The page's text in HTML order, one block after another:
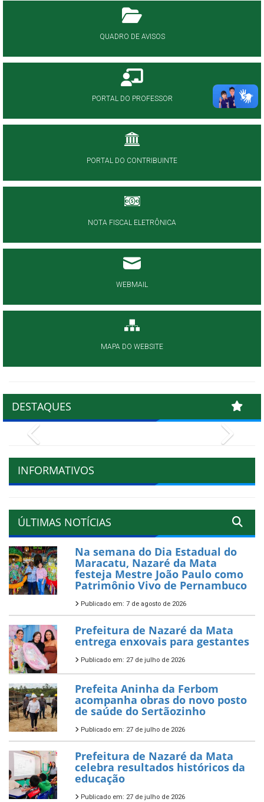
QUADRO DE AVISOS
PORTAL DO PROFESSOR
PORTAL DO CONTRIBUINTE
NOTA FISCAL ELETRÔNICA
WEBMAIL
MAPA DO WEBSITE
DESTAQUES
INFORMATIVOS
ÚLTIMAS NOTÍCIAS
Na semana do Dia Estadual do
Maracatu, Nazaré da Mata
festeja Mestre João Paulo como
Patrimônio Vivo de Pernambuco
Publicado em: 7 de agosto de 2026
Prefeitura de Nazaré da Mata
entrega enxovais para gestantes
Publicado em: 27 de julho de 2026
Prefeita Aninha da Ferbom
acompanha obras do novo posto
de saúde do Sertãozinho
Publicado em: 27 de julho de 2026
Prefeitura de Nazaré da Mata
celebra resultados históricos da
educação
Publicado em: 27 de julho de 2026